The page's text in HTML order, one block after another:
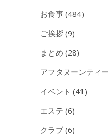
お食事 (484)
ご挨拶 (9)
まとめ (28)
アフタヌーンティー
イベント (41)
エステ (6)
クラブ (6)